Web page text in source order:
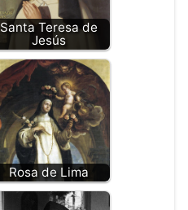
Santa Teresa de
Jesús
Rosa de Lima